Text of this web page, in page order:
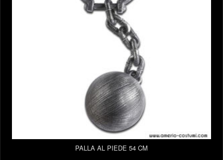
PALLA AL PIEDE 54 CM